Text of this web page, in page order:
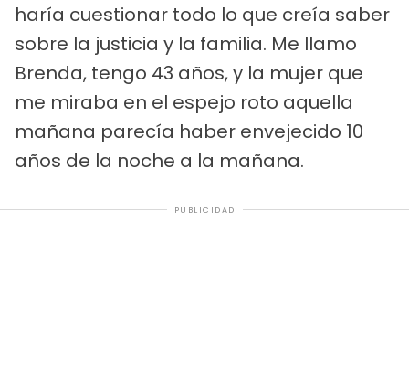
haría cuestionar todo lo que creía saber
sobre la justicia y la familia. Me llamo
Brenda, tengo 43 años, y la mujer que
me miraba en el espejo roto aquella
mañana parecía haber envejecido 10
años de la noche a la mañana.
PUBLICIDAD